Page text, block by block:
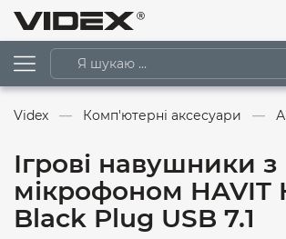
Videx Комп'ютерні аксесуари
Ігрові навушники з
мікрофоном HAVIT
Black Plug USB 7.1